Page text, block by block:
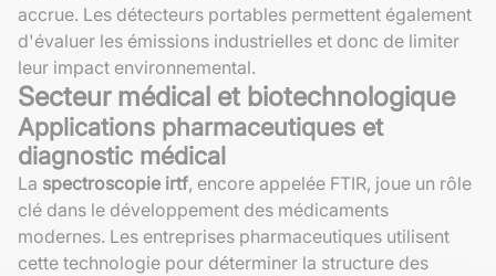
accrue. Les détecteurs portables permettent également
d'évaluer les émissions industrielles et donc de limiter
leur impact environnemental.
Secteur médical et biotechnologique
Applications pharmaceutiques et
diagnostic médical
La spectroscopie irtf, encore appelée FTIR, joue un rôle
clé dans le développement des médicaments
modernes. Les entreprises pharmaceutiques utilisent
cette technologie pour déterminer la structure des